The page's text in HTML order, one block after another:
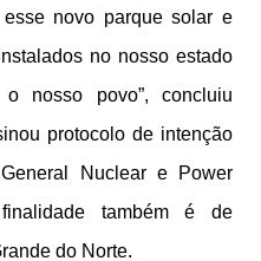
novo parque solar e
no nosso estado
nosso povo”, concluiu
protocolo de intenção
Nuclear e Power
também é de
do Norte.